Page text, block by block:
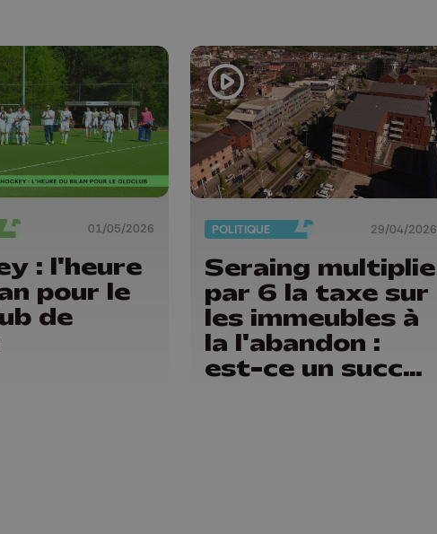
01/05/2026
: l'heure
pour le
de
POLITIQUE 29/04/2026
Seraing multiplie
par 6 la taxe sur
les immeubles à
la l'abandon :
est-ce un succès